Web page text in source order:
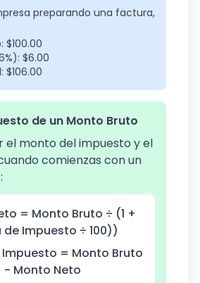
preparando una factura,
$6.00
de un Monto Bruto
el monto del impuesto y el
comienzas con un
= Monto Bruto ÷ (1 +
de Impuesto ÷ 100))
= Monto Bruto
- Monto Neto